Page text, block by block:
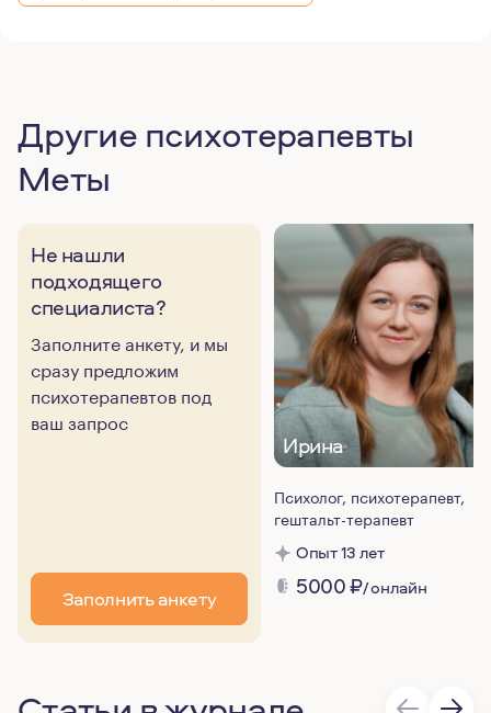
Другие психотерапевты
Меты
Не нашли
подходящего
специалиста?
Заполните анкету, и мы
сразу предложим
психотерапевтов под
ваш запрос
Заполнить анкету
Ирина
Психолог, психотерапевт,
гештальт-терапевт
Опыт 13 лет
5000₽/ онлайн